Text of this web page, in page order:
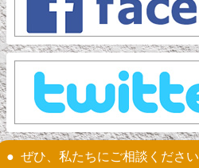
ぜひ、私たちにご相談ください